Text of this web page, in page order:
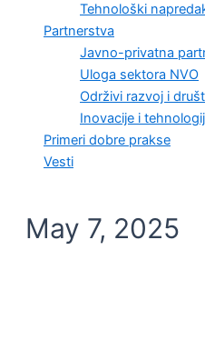
Tehnološki
Partnerstva
Javno-privatna
Uloga sektora NVO
Održivi razvoj i
Inovacije i
Primeri dobre prakse
Vesti
May 7, 2025